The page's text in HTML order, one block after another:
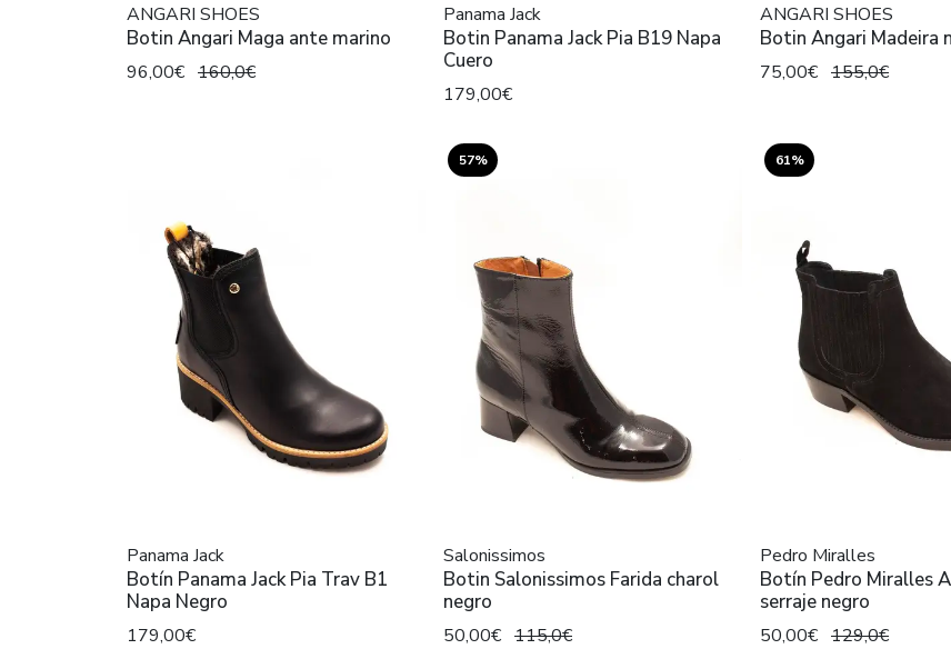
ANGARI SHOES
Botin Angari Maga ante marino
96,00€ 160,0€
Panama Jack
Botin Panama Jack Pia B19 Napa
Cuero
179,00€
ANGARI SHOES
Botin Angari Madeira
75,00€ 155,0€
Panama Jack
Botín Panama Jack Pia Trav B1
Napa Negro
179,00€
57%
Salonissimos
Botin Salonissimos Farida charol
negro
50,00€ 115,0€
61%
Pedro Miralles
Botín Pedro Miralles
serraje negro
50,00€ 129,0€